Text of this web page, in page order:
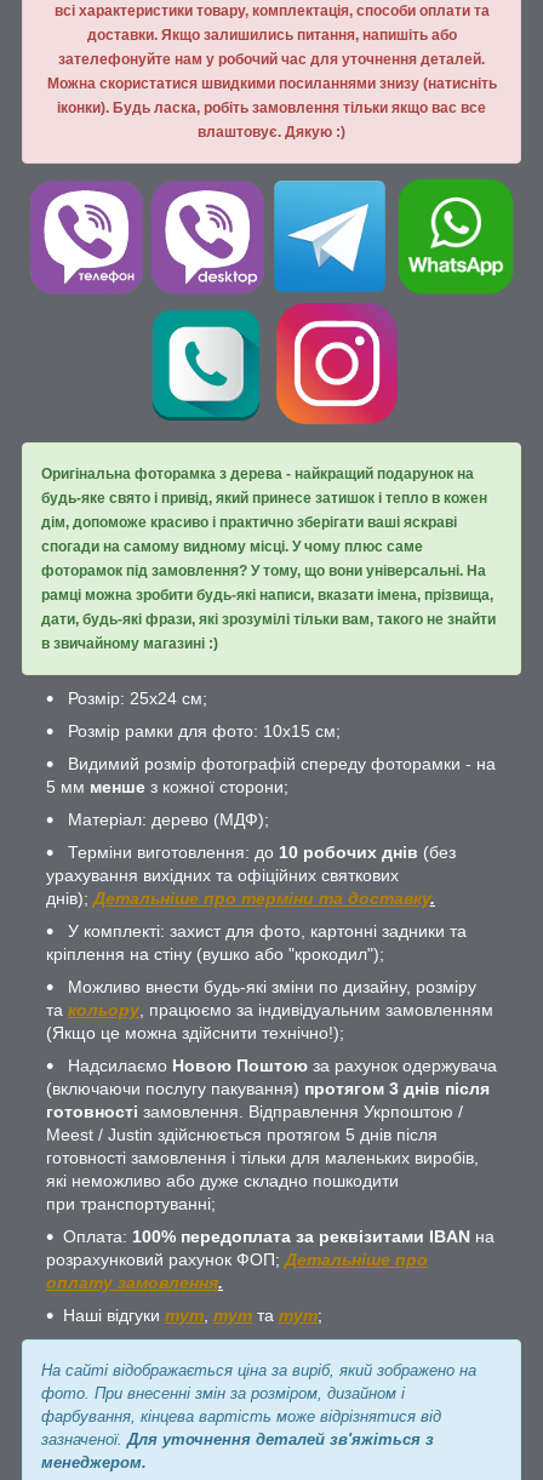
всі характеристики товару, комплектація, способи оплати та
доставки. Якщо залишились питання, напишiть або
зателефонуйте нам у робочий час для уточнення деталей.
Можна скористатися швидкими посиланнями знизу (натисніть
іконки). Будь ласка, робiть замовлення тiльки якщо вас все
влаштовує. Дякую :)
Оригінальна фоторамка з дерева - найкращий подарунок на
будь-яке свято і привід, який принесе затишок і тепло в кожен
дім, допоможе красиво і практично зберігати ваші яскраві
спогади на самому видному місці. У чому плюс саме
фоторамок під замовлення? У тому, що вони універсальні. На
рамці можна зробити будь-які написи, вказати імена, прізвища,
дати, будь-які фрази, які зрозумілі тільки вам, такого не знайти
в звичайному магазині :)
Розмір: 25х24 см;
Розмір рамки для фото: 10х15 см;
Видимий розмір фотографій спереду фоторамки - на
5 мм менше з кожної сторони;
Матеріал: дерево (МДФ);
Терміни виготовлення: до 10 робочих днів (без
урахування вихідних та офіційних святкових
днів); Детальніше про терміни та доставку.
У комплекті: захист для фото, картонні задники та
кріплення на стіну (вушко або "крокодил");
Можливо внести будь-які зміни по дизайну, розміру
та кольору , працюємо за індивідуальним замовленням
(Якщо це можна здійснити технічно!);
Надсилаємо Новою Поштою за рахунок одержувача
(включаючи послугу пакування) протягом 3 днів після
готовності замовлення. Відправлення Укрпоштою /
Meest / Justin здійснюється протягом 5 днів після
готовності замовлення і тільки для маленьких виробів,
які неможливо або дуже складно пошкодити
при транспортуванні;
Оплата: 100% передоплата за реквізитами IBAN на
розрахунковий рахунок ФОП; Детальніше про
оплату замовлення.
Наші відгуки тут тут та тут;
На сайті відображається ціна за виріб, який зображено на
фото. При внесенні змін за розміром, дизайном і
фарбування, кінцева вартість може відрізнятися від
зазначеної. Для уточнення деталей зв'яжіться з
менеджером.